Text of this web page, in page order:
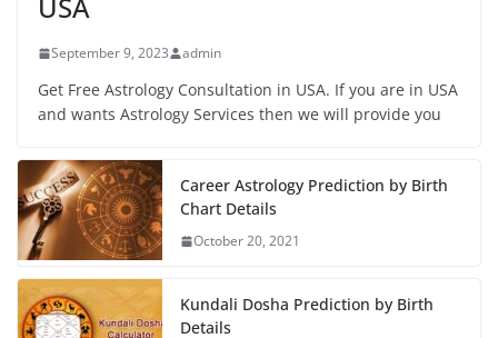
USA
September 9, 2023 admin
Get Free Astrology Consultation in USA. If you are in USA
and wants Astrology Services then we will provide you
Career Astrology Prediction by Birth
Chart Details
October 20, 2021
Kundali Dosha Prediction by Birth
Details